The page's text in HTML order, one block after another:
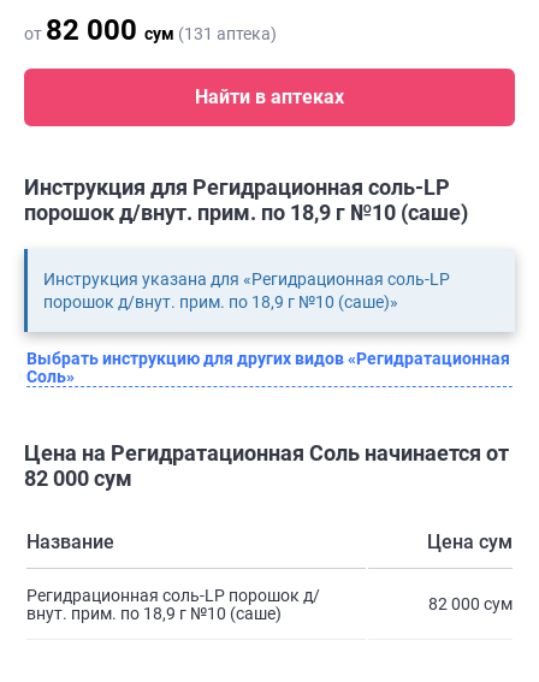
от 82 000 сум (131 аптека)
Найти в аптеках
Инструкция для Регидрационная соль-LP
порошок д/внут. прим. по 18,9 г №10 (саше)
Инструкция указана для «Регидрационная соль-LP
порошок д/внут. прим. по 18,9 г №10 (саше)»
Выбрать инструкцию для других видов «Регидратационная
Соль»
Цена на Регидратационная Соль начинается от
82 000 сум
Название Цена сум
Регидрационная соль-LP порошок д/
внут. прим. по 18,9 г №10 (саше)
82 000 сум